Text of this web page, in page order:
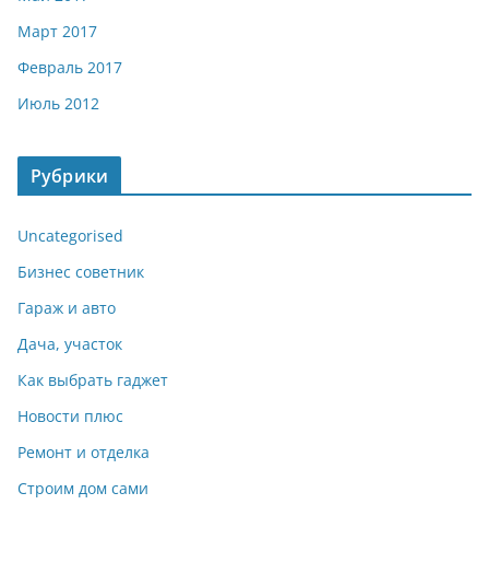
Март 2017
Февраль 2017
Июль 2012
Рубрики
Uncategorised
Бизнес советник
Гараж и авто
Дача, участок
Как выбрать гаджет
Новости плюс
Ремонт и отделка
Строим дом сами